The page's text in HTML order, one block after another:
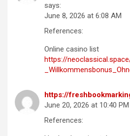
says:
June 8, 2026 at 6:08 AM
References:
Online casino list
https://
https://
June 20, 2026 at 10:40 PM
References: